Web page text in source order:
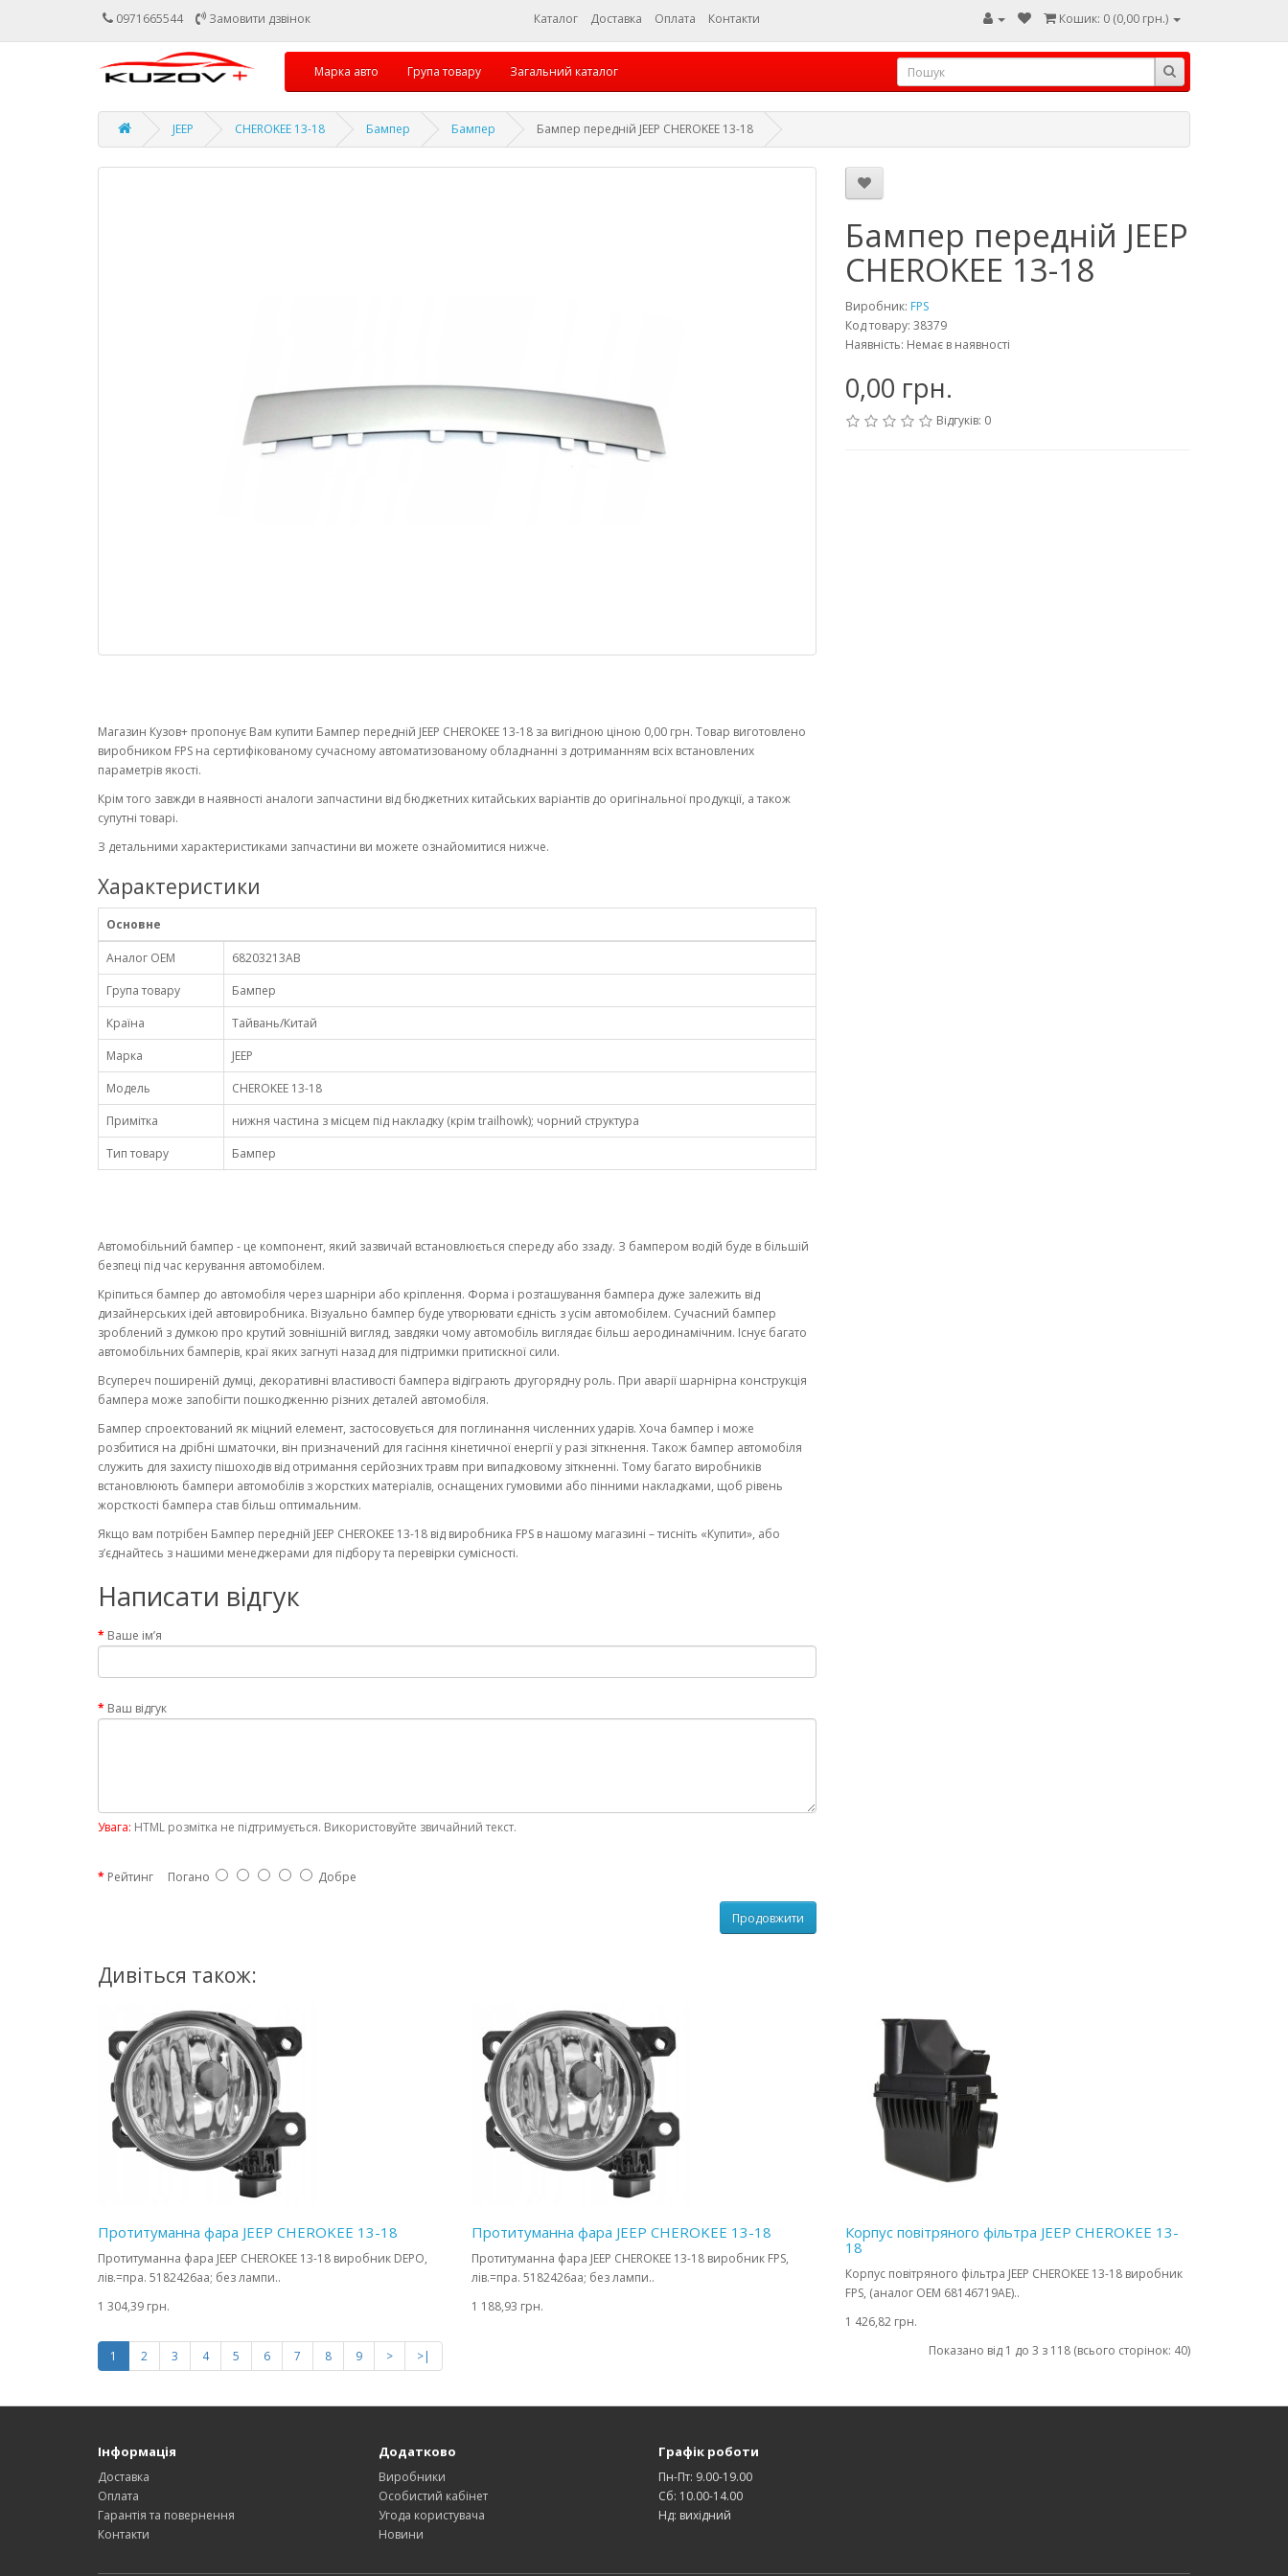
0971665544 Замовити дзвінок Каталог Доставка Оплата Контакти Кошик: 0 (0,00 грн.)
Марка авто Група товару Загальний каталог
JEEP CHEROKEE 13-18 Бампер Бампер Бампер передній JEEP CHEROKEE 13-18
Бампер передній JEEP
CHEROKEE 13-18
Виробник: FPS
Код товару: 38379
Наявність: Немає в наявності
0,00 грн.
Відгуків: 0
Магазин Кузов+ пропонує Вам купити Бампер передній JEEP CHEROKEE 13-18 за вигідною ціною 0,00 грн. Товар виготовлено
виробником FPS на сертифікованому сучасному автоматизованому обладнанні з дотриманням всіх встановлених
параметрів якості.
Крім того завжди в наявності аналоги запчастини від бюджетних китайських варіантів до оригінальної продукції, а також
супутні товарі.
З детальними характеристиками запчастини ви можете ознайомитися нижче.
Характеристики
Основне
Аналог OEM
68203213AB
Група товару
Бампер
Країна
Тайвань/Китай
Марка
JEEP
Модель
CHEROKEE 13-18
Примітка
нижня частина з місцем під накладку (крім trailhowk); чорний структура
Тип товару
Бампер
Автомобільний бампер - це компонент, який зазвичай встановлюється спереду або ззаду. З бампером водій буде в більшій
безпеці під час керування автомобілем.
Кріпиться бампер до автомобіля через шарніри або кріплення. Форма і розташування бампера дуже залежить від
дизайнерських ідей автовиробника. Візуально бампер буде утворювати єдність з усім автомобілем. Сучасний бампер
зроблений з думкою про крутий зовнішній вигляд, завдяки чому автомобіль виглядає більш аеродинамічним. Існує багато
автомобільних бамперів, краї яких загнуті назад для підтримки притискної сили.
Всупереч поширеній думці, декоративні властивості бампера відіграють другорядну роль. При аварії шарнірна конструкція
бампера може запобігти пошкодженню різних деталей автомобіля.
Бампер спроектований як міцний елемент, застосовується для поглинання численних ударів. Хоча бампер і може
розбитися на дрібні шматочки, він призначений для гасіння кінетичної енергії у разі зіткнення. Також бампер автомобіля
служить для захисту пішоходів від отримання серйозних травм при випадковому зіткненні. Тому багато виробників
встановлюють бампери автомобілів з жорстких матеріалів, оснащених гумовими або пінними накладками, щоб рівень
жорсткості бампера став більш оптимальним.
Якщо вам потрібен Бампер передній JEEP CHEROKEE 13-18 від виробника FPS в нашому магазині – тисніть «Купити», або
з’єднайтесь з нашими менеджерами для підбору та перевірки сумісності.
Написати відгук
Ваше ім’я
Ваш відгук
Увага: HTML розмітка не підтримується. Використовуйте звичайний текст.
Рейтинг Погано Добре
Продовжити
Дивіться також:
Протитуманна фара JEEP CHEROKEE 13-18
Протитуманна фара JEEP CHEROKEE 13-18 виробник DEPO,
лів.=пра. 5182426aa; без лампи..
1 304,39 грн.
Протитуманна фара JEEP CHEROKEE 13-18
Протитуманна фара JEEP CHEROKEE 13-18 виробник FPS,
лів.=пра. 5182426aa; без лампи..
1 188,93 грн.
Корпус повітряного фільтра JEEP CHEROKEE 13-
18
Корпус повітряного фільтра JEEP CHEROKEE 13-18 виробник
FPS, (аналог OEM 68146719AE)..
1 426,82 грн.
1 2 3 4 5 6 7 8 9 > >| Показано від 1 до 3 з 118 (всього сторінок: 40)
Інформація
Доставка
Оплата
Гарантія та повернення
Контакти
Додатково
Виробники
Особистий кабінет
Угода користувача
Новини
Графік роботи
Пн-Пт: 9.00-19.00
Сб: 10.00-14.00
Нд: вихідний